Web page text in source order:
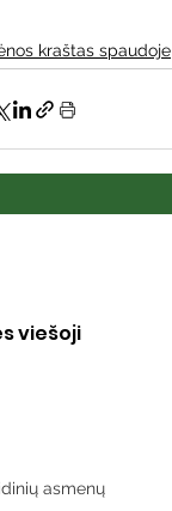
kraštas spaudoje
viešoji
asmenų